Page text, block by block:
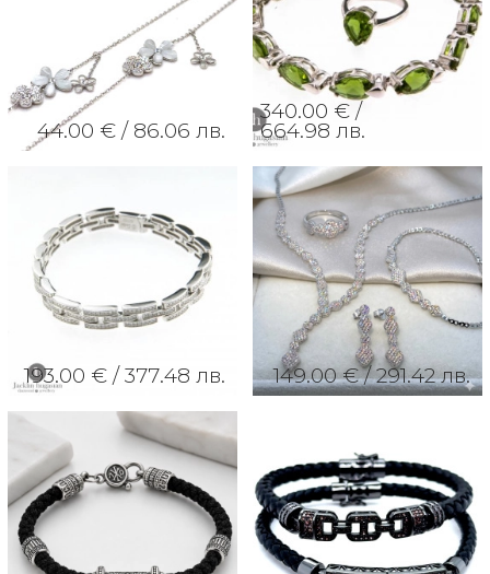
44.00 € / 86.06 лв.
340.00 € /
664.98 лв.
193.00 € / 377.48 лв. 149.00 € / 291.42 лв.